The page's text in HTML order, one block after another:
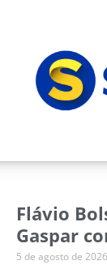
Flávio
Gaspar
5 de agosto de 2026